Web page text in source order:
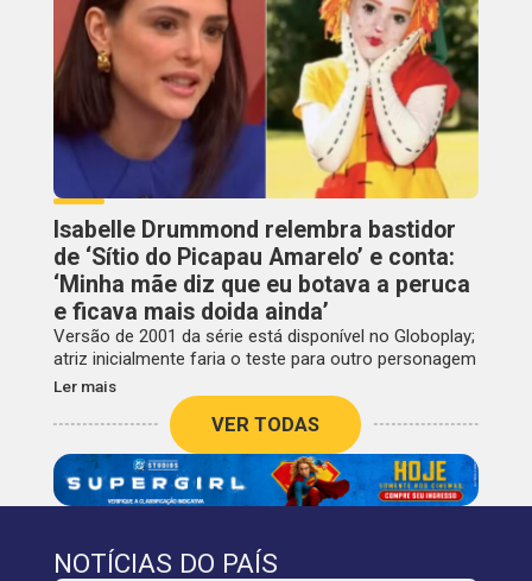
Isabelle Drummond relembra bastidor
de ‘Sítio do Picapau Amarelo’ e conta:
‘Minha mãe diz que eu botava a peruca
e ficava mais doida ainda’
Versão de 2001 da série está disponível no Globoplay;
atriz inicialmente faria o teste para outro personagem
Ler mais
VER TODAS
NOTÍCIAS DO PAÍS